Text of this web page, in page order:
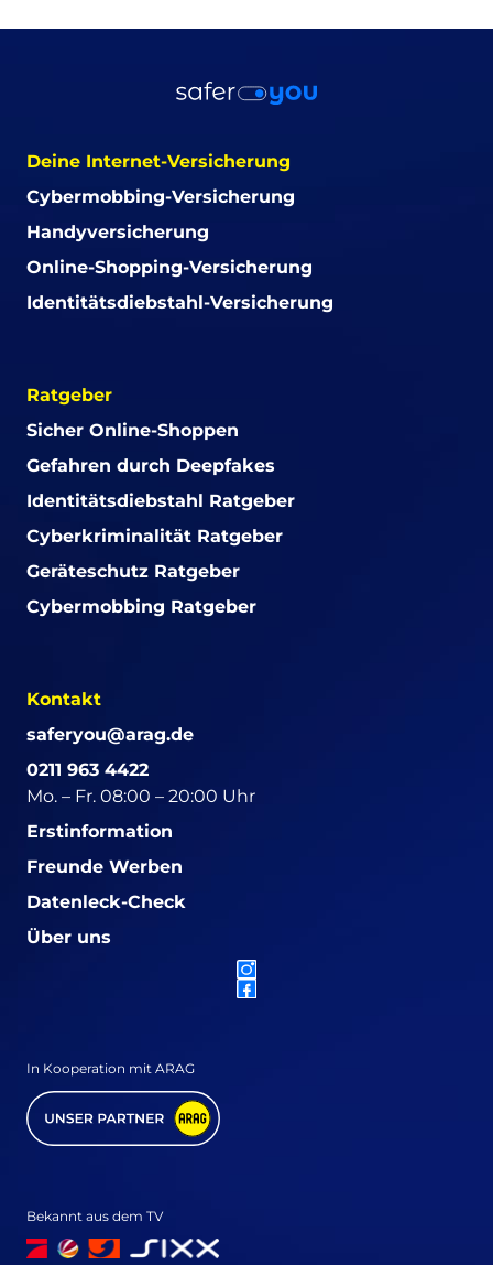
Deine Internet-Versicherung
Cybermobbing-Versicherung
Handyversicherung
Online-Shopping-Versicherung
Identitätsdiebstahl-Versicherung
Ratgeber
Sicher Online-Shoppen
Gefahren durch Deepfakes
Identitätsdiebstahl Ratgeber
Cyberkriminalität Ratgeber
Geräteschutz Ratgeber
Cybermobbing Ratgeber
Kontakt
saferyou@arag.de
0211 963 4422
Mo. – Fr. 08:00 – 20:00 Uhr
Erstinformation
Freunde Werben
Datenleck-Check
Über uns
In Kooperation mit ARAG
Bekannt aus dem TV